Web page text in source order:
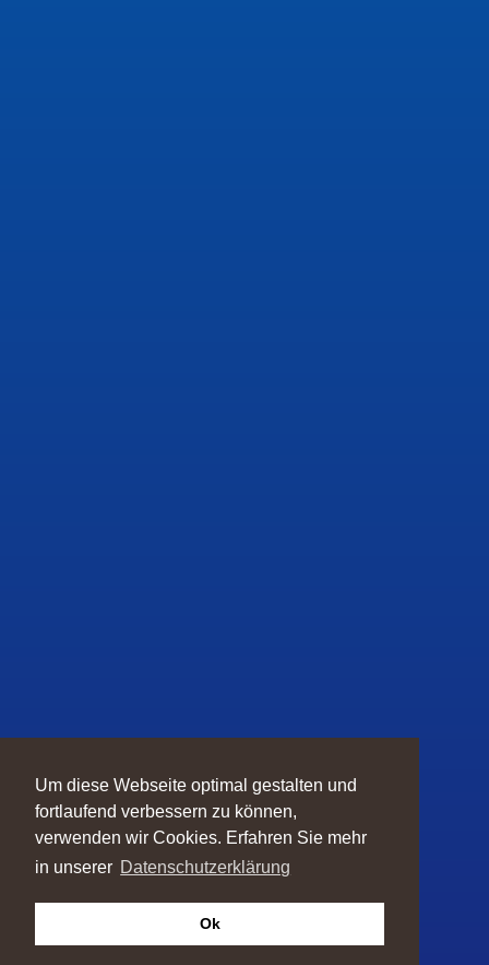
Um diese Webseite optimal gestalten und
fortlaufend verbessern zu können,
verwenden wir Cookies. Erfahren Sie mehr
in unserer Datenschutzerklärung
Ok